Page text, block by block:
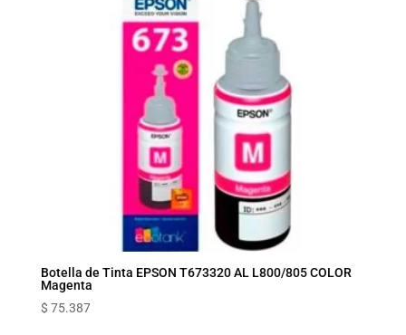
Botella de Tinta EPSON T673320 AL L800/805 COLOR
Magenta
$ 75.387